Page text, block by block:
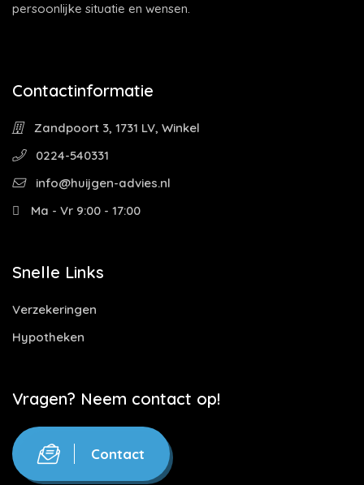
persoonlijke situatie en wensen.
Contactinformatie
Zandpoort 3, 1731 LV, Winkel
0224-540331
info@huijgen-advies.nl
Ma - Vr 9:00 - 17:00
Snelle Links
Verzekeringen
Hypotheken
Vragen? Neem contact op!
Contact